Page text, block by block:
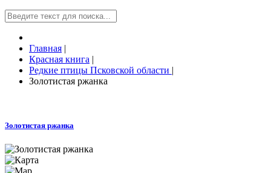
Главная |
Красная книга |
Редкие птицы Псковской области |
Золотистая ржанка
Золотистая ржанка